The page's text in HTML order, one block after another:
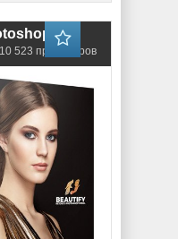
523 просмотров